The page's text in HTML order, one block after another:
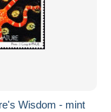
Wisdom - mint